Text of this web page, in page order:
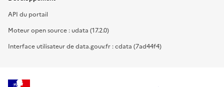
API du portail
Moteur open source : udata (17.2.0)
Interface utilisateur de data.gouv.fr : cdata (7ad44f4)